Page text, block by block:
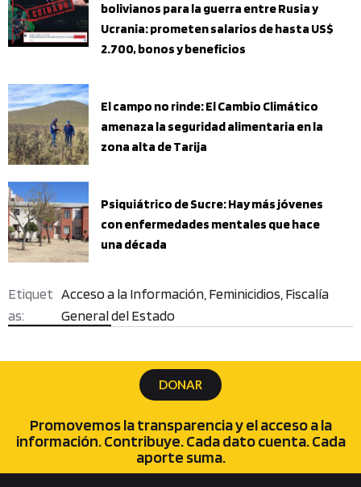
bolivianos para la guerra entre Rusia y
Ucrania: prometen salarios de hasta US$
2.700, bonos y beneficios
El campo no rinde: El Cambio Climático
amenaza la seguridad alimentaria en la
zona alta de Tarija
Psiquiátrico de Sucre: Hay más jóvenes
con enfermedades mentales que hace
una década
Acceso a la Información,Feminicidios,Fiscalía
General del Estado
Promovemos la transparencia y el acceso a la
información. Contribuye. Cada dato cuenta. Cada
aporte suma.
DONAR